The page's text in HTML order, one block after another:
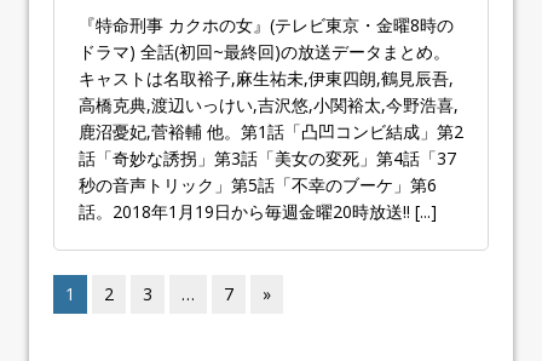
『特命刑事 カクホの女』(テレビ東京・金曜8時の
ドラマ) 全話(初回~最終回)の放送データまとめ。
キャストは名取裕子,麻生祐未,伊東四朗,鶴見辰吾,
高橋克典,渡辺いっけい,吉沢悠,小関裕太,今野浩喜,
鹿沼憂妃,菅裕輔 他。第1話「凸凹コンビ結成」第2
話「奇妙な誘拐」第3話「美女の変死」第4話「37
秒の音声トリック」第5話「不幸のブーケ」第6
話。2018年1月19日から毎週金曜20時放送!! [...]
1 2 3 … 7 »